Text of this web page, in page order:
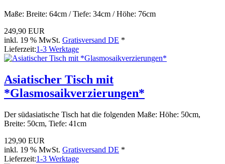
Maße: Breite: 64cm / Tiefe: 34cm / Höhe: 76cm
249,90 EUR
inkl. 19 % MwSt. Gratisversand DE *
Lieferzeit:1-3 Werktage
Asiatischer Tisch mit
*Glasmosaikverzierungen*
Der südasiatische Tisch hat die folgenden Maße: Höhe: 50cm,
Breite: 50cm, Tiefe: 41cm
129,90 EUR
inkl. 19 % MwSt. Gratisversand DE *
Lieferzeit:1-3 Werktage